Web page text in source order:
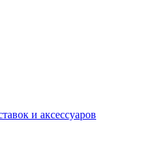
и аксессуаров